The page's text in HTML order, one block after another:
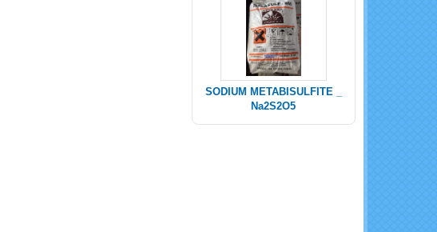
SODIUM METABISULFITE _
Na2S2O5